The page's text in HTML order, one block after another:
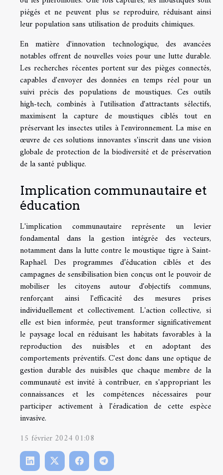
piégés et ne peuvent plus se reproduire, réduisant ainsi
leur population sans utilisation de produits chimiques.
En matière d'innovation technologique, des avancées
notables offrent de nouvelles voies pour une lutte durable.
Les recherches récentes portent sur des pièges connectés,
capables d'envoyer des données en temps réel pour un
suivi précis des populations de moustiques. Ces outils
high-tech, combinés à l'utilisation d'attractants sélectifs,
maximisent la capture de moustiques ciblés tout en
préservant les insectes utiles à l'environnement. La mise en
œuvre de ces solutions innovantes s'inscrit dans une vision
globale de protection de la biodiversité et de préservation
de la santé publique.
Implication communautaire et
éducation
L'implication communautaire représente un levier
fondamental dans la gestion intégrée des vecteurs,
notamment dans la lutte contre le moustique tigre à Saint-
Raphaël. Des programmes d’éducation ciblés et des
campagnes de sensibilisation bien conçus ont le pouvoir de
mobiliser les citoyens autour d'objectifs communs,
renforçant ainsi l'efficacité des mesures prises
individuellement et collectivement. L'action collective, si
elle est bien informée, peut transformer significativement
le paysage local en réduisant les habitats favorables à la
reproduction des nuisibles et en adoptant des
comportements préventifs. C'est donc dans une optique de
gestion durable des nuisibles que chaque membre de la
communauté est invité à contribuer, en s'appropriant les
connaissances et les compétences nécessaires pour
participer activement à l'éradication de cette espèce
invasive.
15 février 2024 01:08